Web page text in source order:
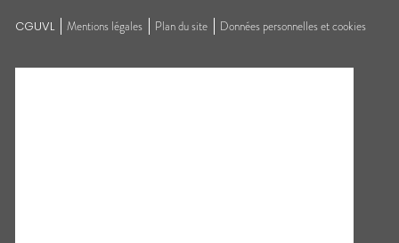
CGUVL Mentions légales Plan du site Données personnelles et cookies